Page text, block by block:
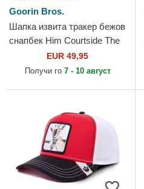
Goorin Bros.
Шапка извита тракер бежов
снапбек Him Courtside The
Farm от Goorin Bros.
EUR 49,95
Получи го 7 - 10 август